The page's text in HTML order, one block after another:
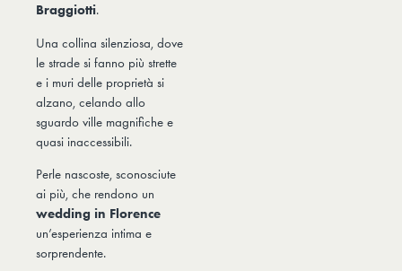
Braggiotti.
Una collina silenziosa, dove
le strade si fanno più strette
e i muri delle proprietà si
alzano, celando allo
sguardo ville magnifiche e
quasi inaccessibili.
Perle nascoste, sconosciute
ai più, che rendono un
wedding in Florence
un’esperienza intima e
sorprendente.